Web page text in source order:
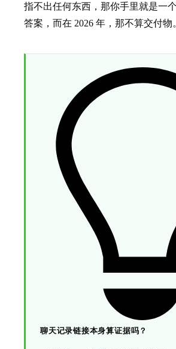
指不出任何东西，那你手里就是一
答案，而在 2026 年，那不算交付物
聊天记录链接本身算证据吗？